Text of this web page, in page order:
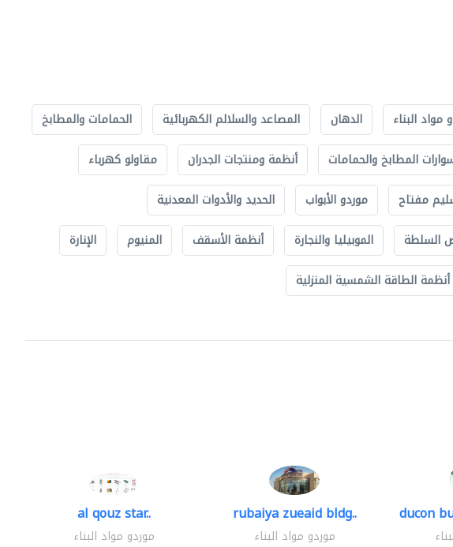
مواد البناء الدهان المصاعد والسلالم الكهربائية
الحمامات والمطابخ
المطابخ والحمامات أنظمة ومنتجات الجدران
مقاولو كهرباء
مفتاح موردو الأبواب
الحديد والأدوات المعدنية
السلطة الموبيليا والنجارة أنظمة الأسقف المنيوم
الإنارة
أنظمة الطاقة الشمسية المنزلية
al qouz star..
موردو مواد البناء
rubaiya zueaid bldg..
موردو مواد البناء
ducon